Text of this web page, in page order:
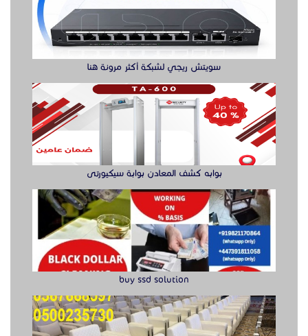
سويتش ريجي لشبكة أكثر مرونة هنا
بوابه كشف المعادن بوابة سيكيورتى
buy ssd solution